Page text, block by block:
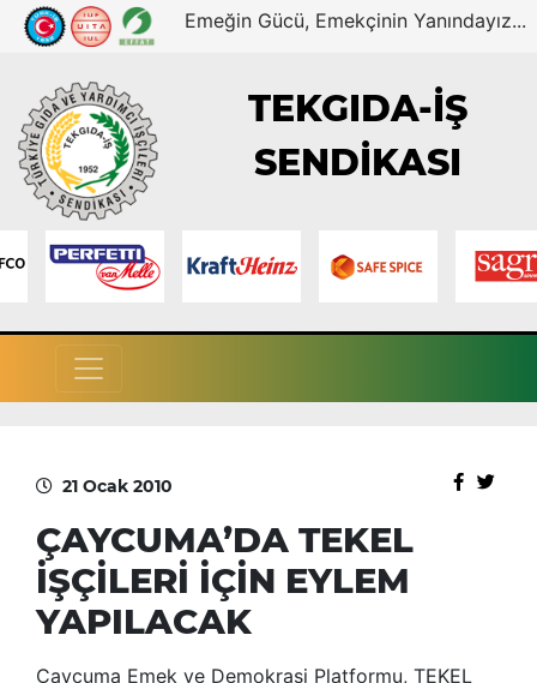
Emeğin Gücü, Emekçinin Yanındayız...
TEKGIDA-İŞ
SENDİKASI
21 Ocak 2010
ÇAYCUMA’DA TEKEL
İŞÇİLERİ İÇİN EYLEM
YAPILACAK
Çaycuma Emek ve Demokrasi Platformu, TEKEL